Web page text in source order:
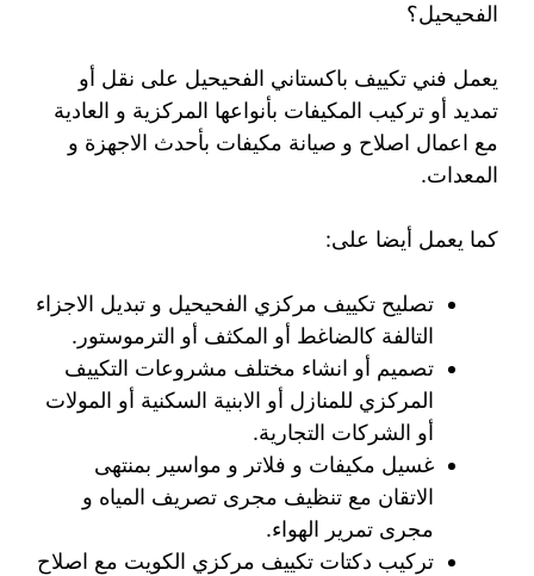
الفحيحيل؟
يعمل فني تكييف باكستاني الفحيحيل على نقل أو
تمديد أو تركيب المكيفات بأنواعها المركزية و العادية
مع اعمال اصلاح و صيانة مكيفات بأحدث الاجهزة و
المعدات.
كما يعمل أيضا على:
تصليح تكييف مركزي الفحيحيل و تبديل الاجزاء
التالفة كالضاغط أو المكثف أو الترموستور.
تصميم أو انشاء مختلف مشروعات التكييف
المركزي للمنازل أو الابنية السكنية أو المولات
أو الشركات التجارية.
غسيل مكيفات و فلاتر و مواسير بمنتهى
الاتقان مع تنظيف مجرى تصريف المياه و
مجرى تمرير الهواء.
تركيب دكتات تكييف مركزي الكويت مع اصلاح